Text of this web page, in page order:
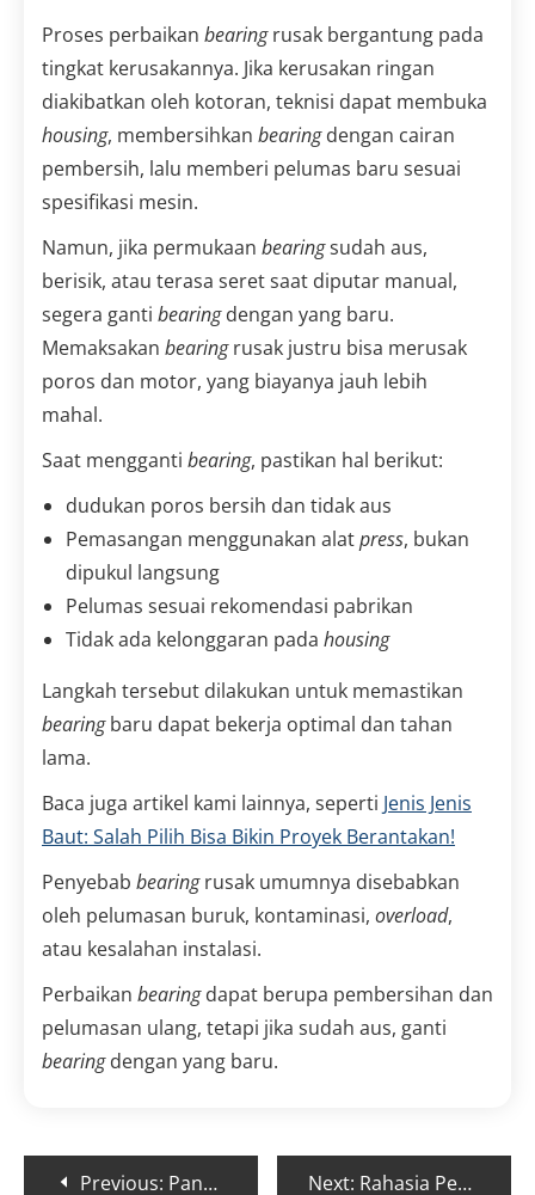
Proses perbaikan bearingrusak bergantung pada
tingkat kerusakannya. Jika kerusakan ringan
diakibatkan oleh kotoran, teknisi dapat membuka
housing, membersihkan bearingdengan cairan
pembersih, lalu memberi pelumas baru sesuai
spesifikasi mesin.
Namun, jika permukaan bearingsudah aus,
berisik, atau terasa seret saat diputar manual,
segera ganti bearingdengan yang baru.
Memaksakan bearingrusak justru bisa merusak
poros dan motor, yang biayanya jauh lebih
mahal.
Saat mengganti bearing, pastikan hal berikut:
dudukan poros bersih dan tidak aus
Pemasangan menggunakan alatpress, bukan
dipukul langsung
Pelumas sesuai rekomendasi pabrikan
Tidak ada kelonggaran pada housing
Langkah tersebut dilakukan untuk memastikan
bearingbaru dapat bekerja optimal dan tahan
lama.
Baca juga artikel kami lainnya, seperti Jenis Jenis
Baut: Salah Pilih Bisa Bikin Proyek Berantakan!
Penyebab bearingrusak umumnya disebabkan
oleh pelumasan buruk, kontaminasi, overload,
atau kesalahan instalasi.
Perbaikan bearingdapat berupa pembersihan dan
pelumasan ulang, tetapi jika sudah aus, ganti
bearingdengan yang baru.
Previous: Panduan Tarif Tol Bali Mandara untuk Efisiensi Distribusi Alat Teknik di Bali Next: Rahasia Perawatan Masjid Agung Ibnu Batutah Bali